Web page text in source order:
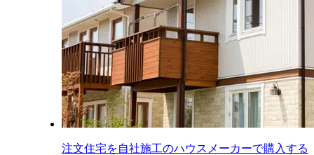
注文住宅を自社施工のハウスメーカーで購入する